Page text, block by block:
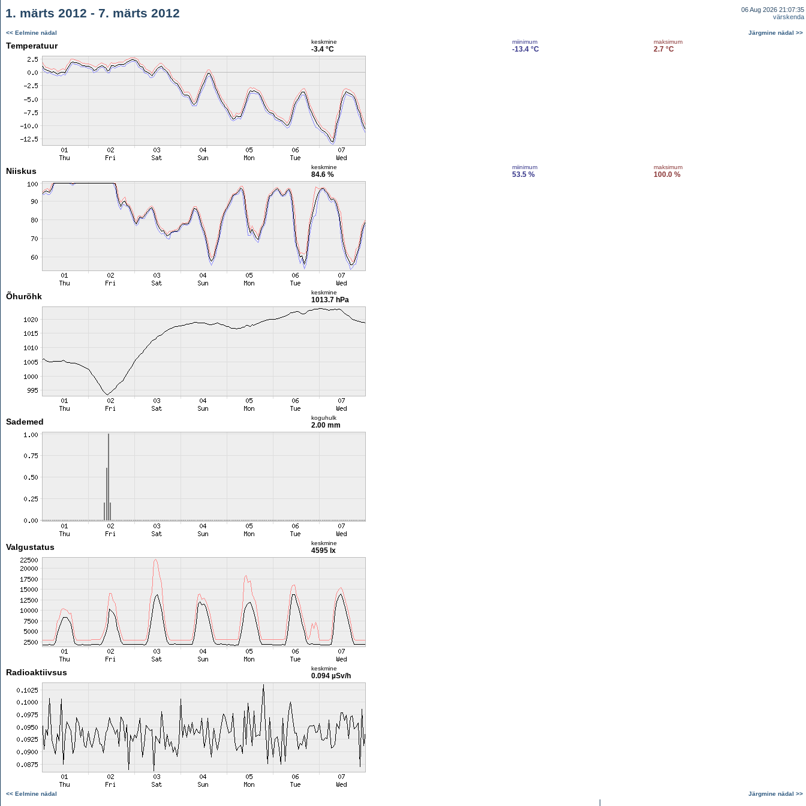
1. märts 2012 - 7. märts 2012
06 Aug 2026 21:07:35
värskenda
<< Eelmine nädal Järgmine nädal >>
Temperatuur keskmine
-3.4 °C
miinimum
-13.4 °C
maksimum
2.7 °C
Niiskus keskmine
84.6 %
miinimum
53.5 %
maksimum
100.0 %
Õhurõhk keskmine
1013.7 hPa
Sademed koguhulk
2.00 mm
Valgustatus keskmine
4595 lx
Radioaktiivsus keskmine
0.094 µSv/h
<< Eelmine nädal Järgmine nädal >>